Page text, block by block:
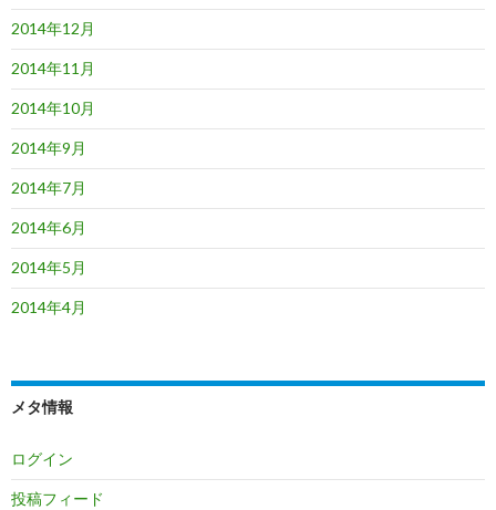
2014年12月
2014年11月
2014年10月
2014年9月
2014年7月
2014年6月
2014年5月
2014年4月
メタ情報
ログイン
投稿フィード